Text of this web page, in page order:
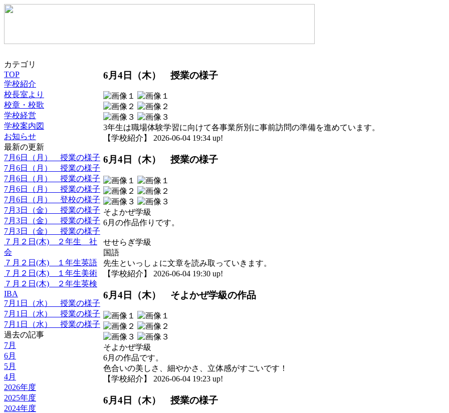
カテゴリ
TOP
学校紹介
校長室より
校章・校歌
学校経営
学校案内図
お知らせ
最新の更新
7月6日（月） 授業の様子
7月6日（月） 授業の様子
7月6日（月） 授業の様子
7月6日（月） 授業の様子
7月6日（月） 登校の様子
7月3日（金） 授業の様子
7月3日（金） 授業の様子
7月3日（金） 授業の様子
７月２日(木) ２年生 社
会
７月２日(木) １年生英語
７月２日(木) １年生美術
７月２日(木) ２年生英検
IBA
7月1日（水） 授業の様子
7月1日（水） 授業の様子
7月1日（水） 授業の様子
過去の記事
7月
6月
5月
4月
2026年度
2025年度
2024年度
6月4日（木） 授業の様子
3年生は職場体験学習に向けて各事業所別に事前訪問の準備を進めています。
【学校紹介】 2026-06-04 19:34 up!
6月4日（木） 授業の様子
そよかぜ学級
6月の作品作りです。
せせらぎ学級
国語
先生といっしょに文章を読み取っていきます。
【学校紹介】 2026-06-04 19:30 up!
6月4日（木） そよかぜ学級の作品
そよかぜ学級
6月の作品です。
色合いの美しさ、細やかさ、立体感がすごいです！
【学校紹介】 2026-06-04 19:23 up!
6月4日（木） 授業の様子